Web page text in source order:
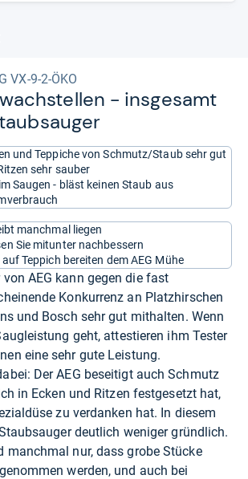
VX-9-2-ÖKO
-​ ins­ge­samt
und Teppiche von Schmutz/Staub sehr gut
sehr sauber
Saugen - bläst keinen Staub aus
manchmal liegen
Sie mitunter nachbessern
Teppich bereiten dem AEG Mühe
AEG kann gegen die fast
Konkurrenz an Platzhirschen
und Bosch sehr gut mithalten. Wenn
geht, attestieren ihm Tester
eine sehr gute Leistung.
Der AEG beseitigt auch Schmutz
in Ecken und Ritzen festgesetzt hat,
zu verdanken hat. In diesem
deutlich weniger gründlich.
manchmal nur, dass grobe Stücke
werden, und auch bei